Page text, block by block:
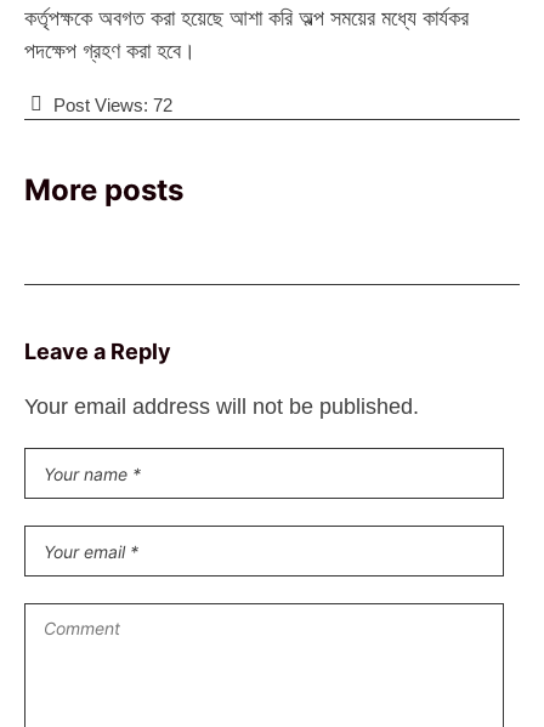
কর্তৃপক্ষকে অবগত করা হয়েছে আশা করি অল্প সময়ের মধ্যে কার্যকর
পদক্ষেপ গ্রহণ করা হবে।
Post Views: 72
More posts
Leave a Reply
Your email address will not be published.